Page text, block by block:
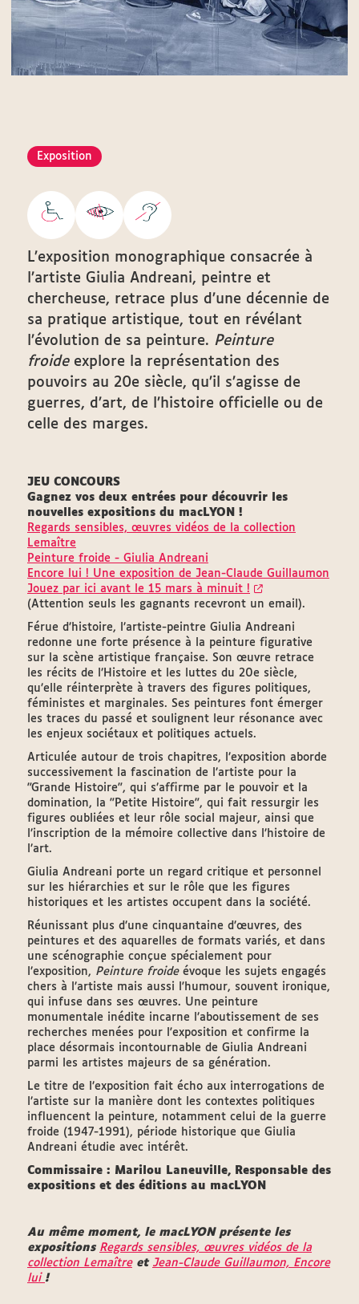
Exposition
L’exposition monographique consacrée à
l’artiste Giulia Andreani, peintre et
chercheuse, retrace plus d’une décennie de
sa pratique artistique, tout en révélant
l’évolution de sa peinture. Peinture
froide explore la représentation des
pouvoirs au 20e siècle, qu’il s’agisse de
guerres, d’art, de l’histoire officielle ou de
celle des marges.
JEU CONCOURS
Gagnez vos deux entrées pour découvrir les
nouvelles expositions du macLYON !
Regards sensibles, œuvres vidéos de la collection
Lemaître
Peinture froide - Giulia Andreani
Encore lui ! Une exposition de Jean-Claude Guillaumon
Jouez par ici avant le 15 mars à minuit !
(Attention seuls les gagnants recevront un email).
Férue d’histoire, l’artiste-peintre Giulia Andreani
redonne une forte présence à la peinture figurative
sur la scène artistique française. Son œuvre retrace
les récits de l’Histoire et les luttes du 20e siècle,
qu’elle réinterprète à travers des figures politiques,
féministes et marginales. Ses peintures font émerger
les traces du passé et soulignent leur résonance avec
les enjeux sociétaux et politiques actuels.
Articulée autour de trois chapitres, l’exposition aborde
successivement la fascination de l’artiste pour la
"Grande Histoire", qui s’affirme par le pouvoir et la
domination, la "Petite Histoire", qui fait ressurgir les
figures oubliées et leur rôle social majeur, ainsi que
l’inscription de la mémoire collective dans l’histoire de
l’art.
Giulia Andreani porte un regard critique et personnel
sur les hiérarchies et sur le rôle que les figures
historiques et les artistes occupent dans la société.
Réunissant plus d’une cinquantaine d’œuvres, des
peintures et des aquarelles de formats variés, et dans
une scénographie conçue spécialement pour
l’exposition, Peinture froideévoque les sujets engagés
chers à l’artiste mais aussi l'humour, souvent ironique,
qui infuse dans ses œuvres. Une peinture
monumentale inédite incarne l’aboutissement de ses
recherches menées pour l'exposition et confirme la
place désormais incontournable de Giulia Andreani
parmi les artistes majeurs de sa génération.
Le titre de l’exposition fait écho aux interrogations de
l’artiste sur la manière dont les contextes politiques
influencent la peinture, notamment celui de la guerre
froide (1947-1991), période historique que Giulia
Andreani étudie avec intérêt.
Commissaire : Marilou Laneuville, Responsable des
expositions et des éditions au macLYON
Au même moment, le macLYON présente les
expositions Regards sensibles, œuvres vidéos de la
collection Lemaîtreet Jean-Claude Guillaumon, Encore
lui !